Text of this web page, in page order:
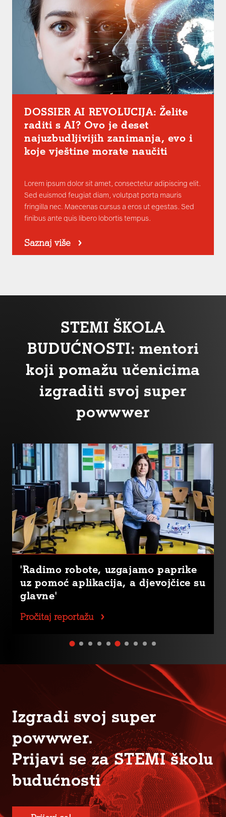
DOSSIER AI REVOLUCIJA: Želite
raditi s AI? Ovo je deset
najuzbudljivijih zanimanja, evo i
koje vještine morate naučiti
Lorem ipsum dolor sit amet, consectetur adipiscing elit.
Sed euismod feugiat diam, volutpat porta mauris
fringilla nec. Maecenas cursus a eros ut egestas. Sed
finibus ante quis libero lobortis tempus.
Saznaj više
STEMI ŠKOLA
BUDUĆNOSTI: mentori
koji pomažu učenicima
izgraditi svoj super
powwwer
'Radimo robote, uzgajamo paprike
uz pomoć aplikacija, a djevojčice su
glavne'
Pročitaj reportažu
Izgradi svoj super
powwwer.
Prijavi se za STEMI školu
budućnosti